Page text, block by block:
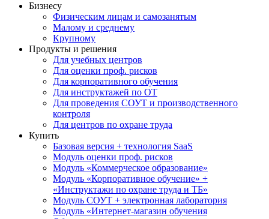
Бизнесу
Физическим лицам и самозанятым
Малому и среднему
Крупному
Продукты и решения
Для учебных центров
Для оценки проф. рисков
Для корпоративного обучения
Для инструктажей по ОТ
Для проведения СОУТ и производственного
контроля
Для центров по охране труда
Купить
Базовая версия + технология SaaS
Модуль оценки проф. рисков
Модуль «Коммерческое образование»
Модуль «Корпоративное обучение» +
«Инструктажи по охране труда и ТБ»
Модуль СОУТ + электронная лаборатория
Модуль «Интернет-магазин обучения